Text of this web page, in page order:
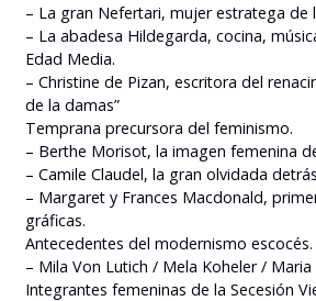
– La gran Nefertari, mujer estratega de
– La abadesa Hildegarda, cocina,
Edad Media.
– Christine de Pizan, escritora del
de la damas”
Temprana precursora del feminismo.
– Berthe Morisot, la imagen femenina
– Camile Claudel, la gran olvidada
– Margaret y Frances Macdonald,
gráficas.
Antecedentes del modernismo escocés.
– Mila Von Lutich / Mela Koheler / Maria
Integrantes femeninas de la Secesión